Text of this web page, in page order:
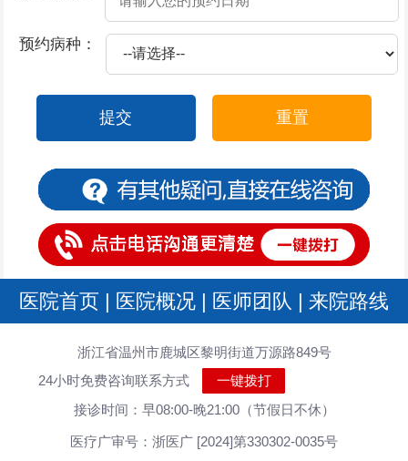
预约病种：
提交 重置
医院首页 | 医院概况 | 医师团队 | 来院路线
浙江省温州市鹿城区黎明街道万源路849号
24小时免费咨询联系方式
一键拨打
接诊时间：早08:00-晚21:00（节假日不休）
医疗广审号：浙医广 [2024]第330302-0035号